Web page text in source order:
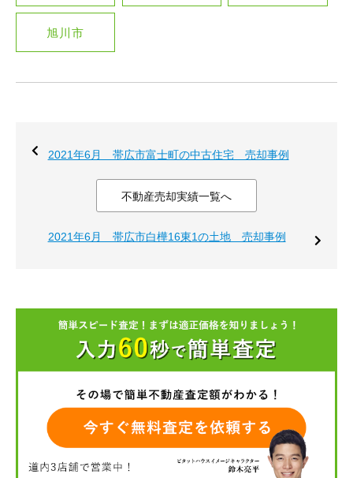
旭川市
2021年6月 帯広市富士町の中古住宅 売却事例
不動産売却実績一覧へ
2021年6月 帯広市白樺16東1の土地 売却事例